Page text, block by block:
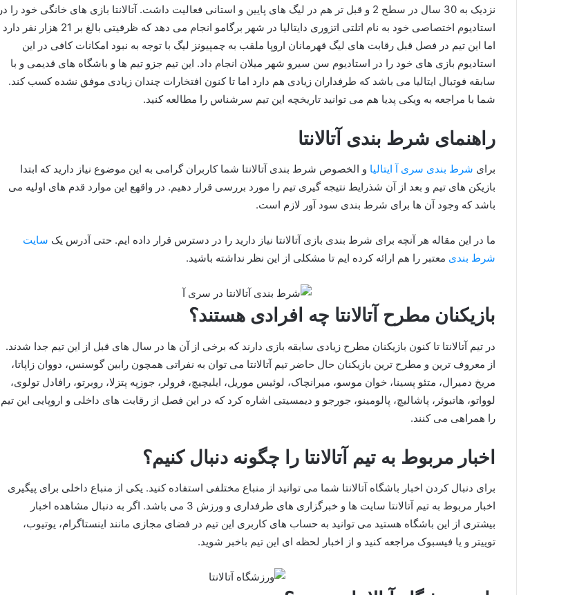
نزدیک به 30 سال در سطح 2 و قبل تر هم در لیگ های پایین و استانی فعالیت داشت. آتالانتا بازی های خانگی خود را در
استادیوم اختصاصی خود به نام اتلتی اتزوری دایتالیا در شهر برگامو انجام می دهد که ظرفیتی بالغ بر 21 هزار نفر دارد
اما این تیم در فصل قبل رقابت های لیگ قهرمانان اروپا ملقب به چمپیونز لیگ با توجه به نبود امکانات کافی در این
استادیوم بازی های خود را در استادیوم سن سیرو شهر میلان انجام داد. این تیم جزو تیم ها و باشگاه های قدیمی و با
سابقه فوتبال ایتالیا می باشد که طرفداران زیادی هم دارد اما تا کنون افتخارات چندان زیادی موفق نشده کسب کند.
شما با مراجعه به ویکی پدیا هم می توانید تاریخچه این تیم سرشناس را مطالعه کنید.
راهنمای شرط بندی آتالانتا
برای شرط بندی سری آ ایتالیا و الخصوص شرط بندی آتالانتا شما کاربران گرامی به این موضوع نیاز دارید که ابتدا
بازیکن های تیم و بعد از آن شذرایط نتیجه گیری تیم را مورد بررسی قرار دهیم. در واقهع این موارد قدم های اولیه می
باشد که وجود آن ها برای شرط بندی سود آور لازم است.
ما در این مقاله هر آنچه برای شرط بندی بازی آتالانتا نیاز دارید را در دسترس قرار داده ایم. حتی آدرس یک سایت
شرط بندی معتبر را هم ارائه کرده ایم تا مشکلی از این نظر نداشته باشید.
بازیکنان مطرح آتالانتا چه افرادی هستند؟
در تیم آتالانتا تا کنون بازیکنان مطرح زیادی سابقه بازی دارند که برخی از آن ها در سال های قبل از این تیم جدا شدند.
از معروف ترین و مطرح ترین بازیکنان حال حاضر تیم آتالانتا می توان به نفراتی همچون رابین گوسنس، دووان زاپاتا،
مریخ دمیرال، متئو پسینا، خوان موسو، میرانچاک، لوئیس موریل، ایلیچیچ، فرولر، جوزپه پتزلا، روبرتو، رافادل تولوی،
لوواتو، هاتبوئر، پاشالیچ، پالومینو، جورجو و دیمسیتی اشاره کرد که در این فصل از رقابت های داخلی و اروپایی این تیم
را همراهی می کنند.
اخبار مربوط به تیم آتالانتا را چگونه دنبال کنیم؟
برای دنبال کردن اخبار باشگاه آتالانتا شما می توانید از منباع مختلفی استفاده کنید. یکی از منباع داخلی برای پیگیری
اخبار مربوط به تیم آتالانتا سایت ها و خبرگزاری های طرفداری و ورزش 3 می باشد. اگر به دنبال مشاهده اخبار
بیشتری از این باشگاه هستید می توانید به حساب های کاربری این تیم در فضای مجازی مانند اینستاگرام، یوتیوب،
توییتر و یا فیسبوک مراجعه کنید و از اخبار لحظه ای این تیم باخبر شوید.